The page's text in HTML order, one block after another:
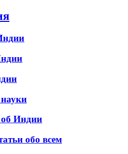
об Индии
обо всем